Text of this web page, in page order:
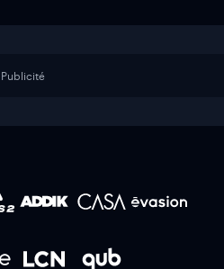
Publicité